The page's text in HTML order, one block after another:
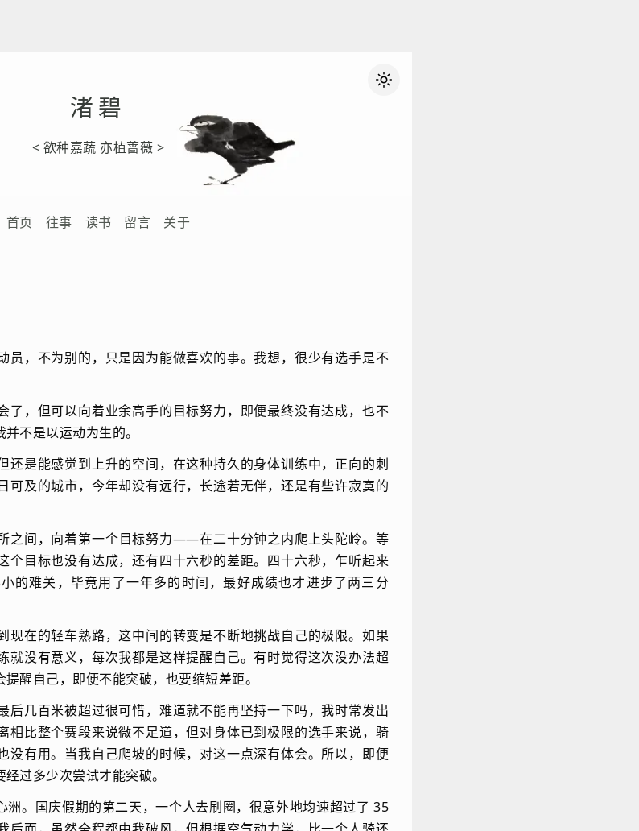
渚碧
< 欲种嘉蔬 亦植蔷薇 >
首页 往事 读书 留言 关于
员，不为别的，只是因为能做喜欢的事。我想，很少有选手是不
了，但可以向着业余高手的目标努力，即便最终没有达成，也不
不是以运动为生的。
还是能感觉到上升的空间，在这种持久的身体训练中，正向的刺
可及的城市，今年却没有远行，长途若无伴，还是有些许寂寞的
之间，向着第一个目标努力——在二十分钟之内爬上头陀岭。等
个目标也没有达成，还有四十六秒的差距。四十六秒，乍听起来
的难关，毕竟用了一年多的时间，最好成绩也才进步了两三分
现在的轻车熟路，这中间的转变是不断地挑战自己的极限。如果
就没有意义，每次我都是这样提醒自己。有时觉得这次没办法超
醒自己，即便不能突破，也要缩短差距。
后几百米被超过很可惜，难道就不能再坚持一下吗，我时常发出
相比整个赛段来说微不足道，但对身体已到极限的选手来说，骑
没有用。当我自己爬坡的时候，对这一点深有体会。所以，即便
过多少次尝试才能突破。
洲。国庆假期的第二天，一个人去刷圈，很意外地均速超过了 35